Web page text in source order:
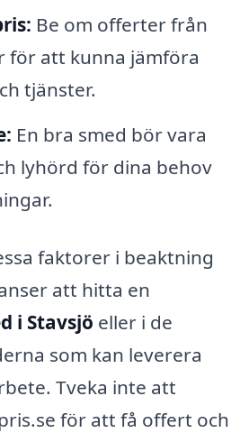
Be om offerter från
för att kunna jämföra
tjänster.
En bra smed bör vara
lyhörd för dina behov
faktorer i beaktning
att hitta en
i Stavsjö eller i de
som kan leverera
Tveka inte att
för att få offert och